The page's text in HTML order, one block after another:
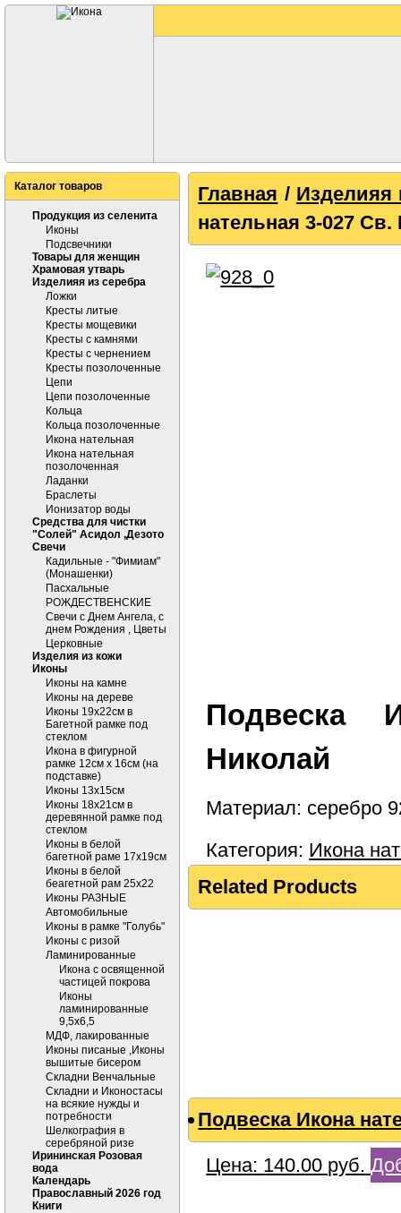
Каталог товаров
Продукция из селенита
Иконы
Подсвечники
Товары для женщин
Храмовая утварь
Изделияя из серебра
Ложки
Кресты литые
Кресты мощевики
Кресты с камнями
Кресты с чернением
Кресты позолоченные
Цепи
Цепи позолоченные
Кольца
Кольца позолоченные
Икона нательная
Икона нательная
позолоченная
Ладанки
Браслеты
Ионизатор воды
Средства для чистки
"Солей" Асидол ,Дезото
Cвечи
Кадильные - "Фимиам"
(Монашенки)
Пасхальные
РОЖДЕСТВЕНСКИЕ
Свечи с Днем Ангела, с
днем Рождения , Цветы
Церковные
Изделия из кожи
Иконы
Иконы на камне
Иконы на дереве
Иконы 19х22см в
Багетной рамке под
стеклом
Икона в фигурной
рамке 12см х 16см (на
подставке)
Иконы 13х15см
Иконы 18х21см в
деревянной рамке под
стеклом
Иконы в белой
багетной раме 17х19см
Иконы в белой
беагетной рам 25х22
Иконы РАЗНЫЕ
Автомобильные
Иконы в рамке "Голубь"
Иконы с ризой
Ламинированные
Икона с освященной
частицей покрова
Иконы
ламинированные
9,5х6,5
МДФ, лакированные
Иконы писаные ,Иконы
вышитые бисером
Складни Венчальные
Складни и Иконостасы
на всякие нужды и
потребности
Шелкография в
серебряной ризе
Ирининская Розовая
вода
Календарь
Православный 2026 год
Книги
Главная / Изделияя
нательная 3-027 Св.
Подвеска
Николай
Материал: серебро
Категория: Икона
Related Products
Подвеска Икона
Цена: 140.00 руб.